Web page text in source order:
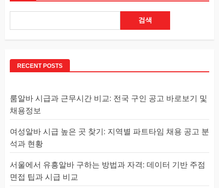
검색
RECENT POSTS
룸알바 시급과 근무시간 비교: 전국 구인 공고 바로보기 및
채용정보
여성알바 시급 높은 곳 찾기: 지역별 파트타임 채용 공고 분
석과 현황
서울에서 유흥알바 구하는 방법과 자격: 데이터 기반 주점
면접 팁과 시급 비교